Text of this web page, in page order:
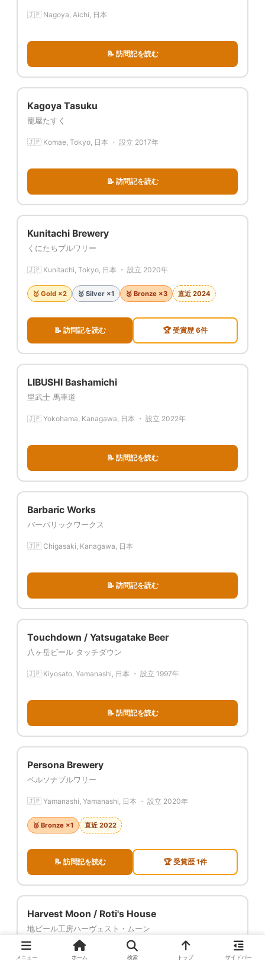
🇯🇵 Nagoya, Aichi, 日本
📝 訪問記を読む
Kagoya Tasuku
籠屋たすく
🇯🇵 Komae, Tokyo, 日本 ・ 設立 2017年
📝 訪問記を読む
Kunitachi Brewery
くにたちブルワリー
🇯🇵 Kunitachi, Tokyo, 日本 ・ 設立 2020年
🥇 Gold ×2 🥈 Silver ×1 🥉 Bronze ×3 直近 2024
📝 訪問記を読む 🏆 受賞歴 6件
LIBUSHI Bashamichi
里武士 馬車道
🇯🇵 Yokohama, Kanagawa, 日本 ・ 設立 2022年
📝 訪問記を読む
Barbaric Works
バーバリックワークス
🇯🇵 Chigasaki, Kanagawa, 日本
📝 訪問記を読む
Touchdown / Yatsugatake Beer
八ヶ岳ビール タッチダウン
🇯🇵 Kiyosato, Yamanashi, 日本 ・ 設立 1997年
📝 訪問記を読む
Persona Brewery
ペルソナブルワリー
🇯🇵 Yamanashi, Yamanashi, 日本 ・ 設立 2020年
🥉 Bronze ×1 直近 2022
📝 訪問記を読む 🏆 受賞歴 1件
Harvest Moon / Roti's House
地ビール工房ハーヴェスト・ムーン
🇯🇵 Urayasu, Chiba, 日本 ・ 設立 2000年
メニュー ホーム 検索 トップ サイドバー